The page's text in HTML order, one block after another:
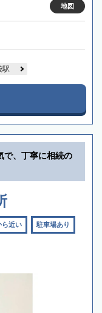
地図
駅
で、丁寧に相続の
ら近い 駐車場あり